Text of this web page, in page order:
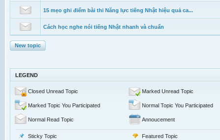
15 mẹo ghi điểm bài thi Năng lực tiếng Nhật hiệu quả ca...
Cách học nghe nói tiếng Nhật nhanh và chuẩn
New topic
LEGEND
Closed Unread Topic Marked Unread Topic
Marked Topic You Participated Normal Topic You Participated
Normal Read Topic Annoucement
Sticky Topic Featured Topic